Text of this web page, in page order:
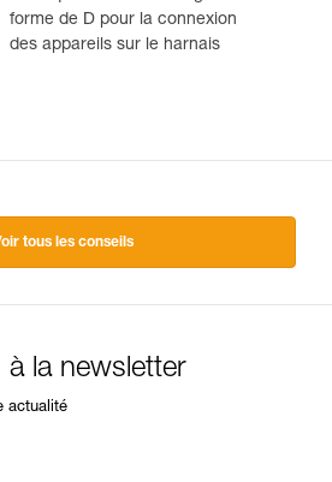
forme de D pour la connexion
des appareils sur le harnais
tous les conseils
la newsletter
actualité